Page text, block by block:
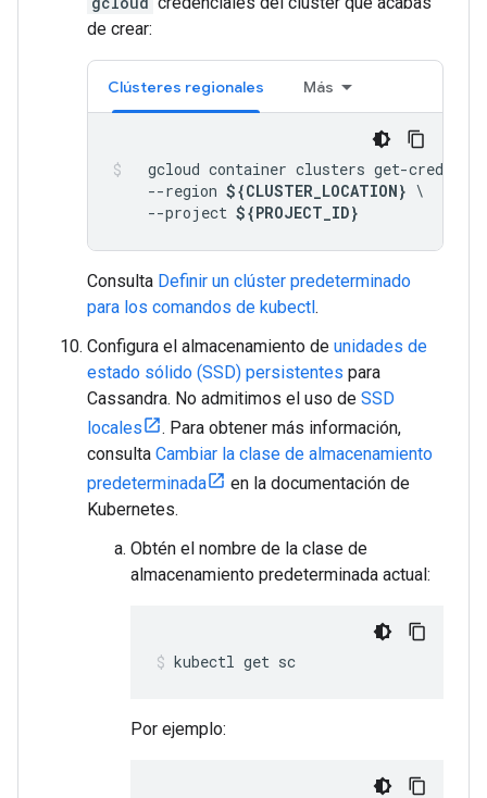
de crear:
Clústeres regionales Más
gcloud container clusters get-
    --region
${CLUSTER_LOCATION} \
    --project
${PROJECT_ID}
Consulta Definir un clúster predeterminado
para los comandos de kubectl.
Configura el almacenamiento de unidades de
estado sólido (SSD) persistentes para
Cassandra. No admitimos el uso de SSD
locales
. Para obtener más información,
consulta Cambiar la clase de almacenamiento
predeterminada
en la documentación de
Kubernetes.
Obtén el nombre de la clase de
almacenamiento predeterminada actual:
kubectl get sc
Por ejemplo: